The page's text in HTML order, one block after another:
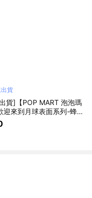
貨
貨]【POP MART 泡泡瑪
迎來到月球表面系列-蜂蜜
件(含運費) 星星人